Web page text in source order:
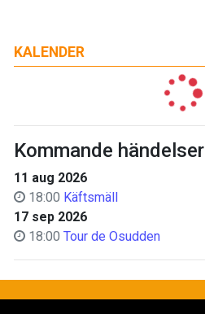
KALENDER
Kommande händelser
11 aug 2026
18:00 Käftsmäll
17 sep 2026
18:00 Tour de Osudden